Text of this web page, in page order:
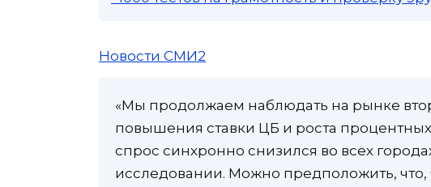
Новости СМИ2
«Мы продолжаем наблюдать на рынке
повышения ставки ЦБ и роста
спрос синхронно снизился во всех
исследовании. Можно предположить, что,